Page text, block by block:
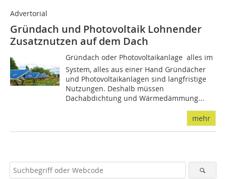
Advertorial
Gründach und Photovoltaik Lohnender
Zusatznutzen auf dem Dach
Gründach oder Photovoltaikanlage  alles im
System, alles aus einer Hand Gründächer
und Photovoltaikanlagen sind langfristige
Nutzungen. Deshalb müssen
Dachabdichtung und Wärmedämmung...
mehr